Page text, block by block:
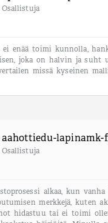
Osallistuja
enää toimi kunnolla,
joka on halvin ja suht
missä kyseinen
aahottiedu-
Osallistuja
alkaa, kun
merkkejä, kuten
hidastuu tai ei toimi